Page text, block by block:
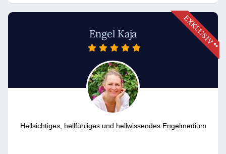
Engel Kaja
Hellsichtiges, hellfühliges und hellwissendes Engelmedium